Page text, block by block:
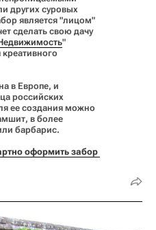
других суровых
является "лицом"
сделать свою дачу
"
в Европе, и
российских
ее создания можно
в более
барбарис.
оформить забор